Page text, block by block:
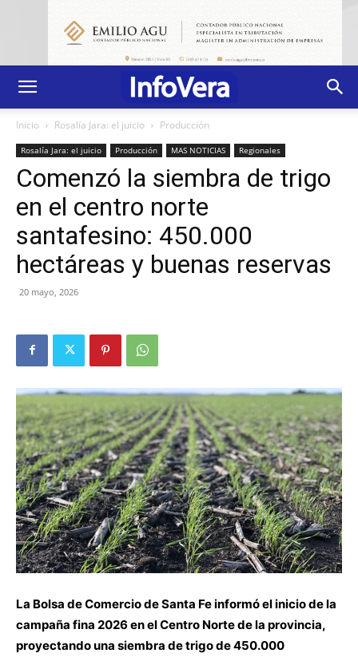
Inicio Rosalía Jara: el juicio Producción
Rosalía Jara: el juicio Producción MAS NOTICIAS Regionales
Comenzó la siembra de trigo
en el centro norte
santafesino: 450.000
hectáreas y buenas reservas
20 mayo, 2026
La Bolsa de Comercio de Santa Fe informó el inicio de la
campaña fina 2026 en el Centro Norte de la provincia,
proyectando una siembra de trigo de 450.000